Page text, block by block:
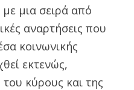
με μια σειρά από
αναρτήσεις που
κοινωνικής
εκτενώς,
κύρους και της